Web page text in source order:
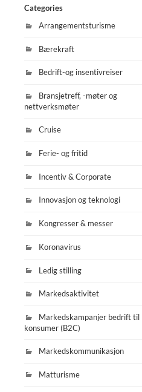
Categories
Arrangementsturisme
Bærekraft
Bedrift-og insentivreiser
Bransjetreff, -møter og
nettverksmøter
Cruise
Ferie- og fritid
Incentiv & Corporate
Innovasjon og teknologi
Kongresser & messer
Koronavirus
Ledig stilling
Markedsaktivitet
Markedskampanjer bedrift til
konsumer (B2C)
Markedskommunikasjon
Matturisme